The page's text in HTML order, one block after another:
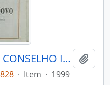
PORANTIM - BRASÍLIA CONSELHO INDIGENISTA MISSIONÁRIO - 1999 - Nº214
· Item · 1999